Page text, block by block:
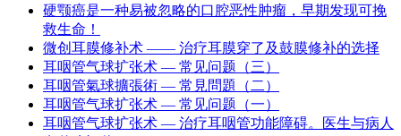
硬颚癌是一种易被忽略的口腔恶性肿瘤，早期发现可挽
救生命！
微创耳膜修补术 —— 治疗耳膜穿了及鼓膜修补的选择
耳咽管气球扩张术 — 常见问题（三）
耳咽管氣球擴張術 — 常見問題（二）
耳咽管气球扩张术 — 常见问题（一）
耳咽管气球扩张术 — 治疗耳咽管功能障碍。医生与病人